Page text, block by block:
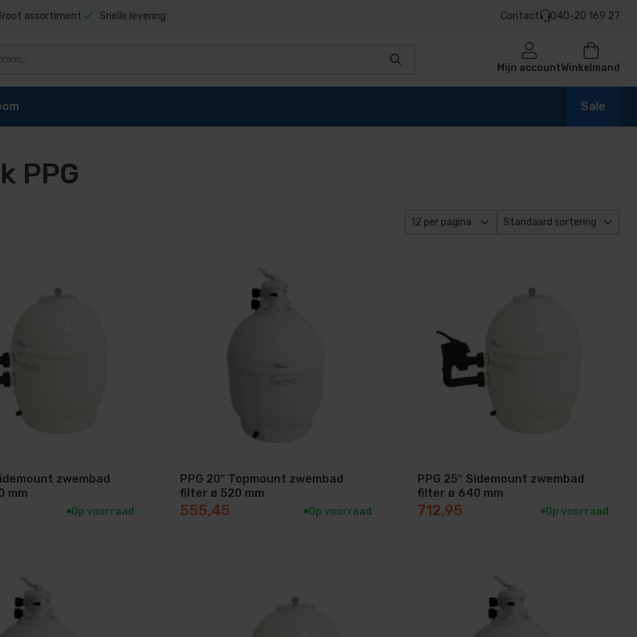
assortiment Snelle levering Contact 040-20 169 27
Mijn accountWinkelmand
Sale
PPG
zwembad
mm
Op voorraad
PPG 20″ Topmount zwembad
filter ø 520 mm
555,45 Op voorraad
PPG 25″ Sidemount zwembad
filter ø 640 mm
712,95 Op voorraad